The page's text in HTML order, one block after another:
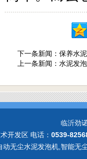
下一条新闻： 保养水
上一条新闻： 水泥发
临沂劲
开发区 电话： 0539-
动无尘水泥发泡机,智能